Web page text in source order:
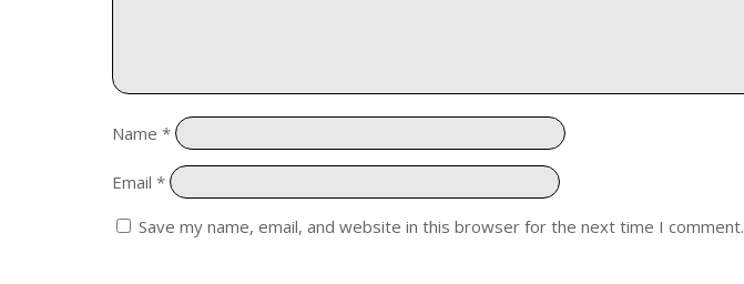
Name *
Email *
Save my name, email, and website in this browser for the next time I comment.